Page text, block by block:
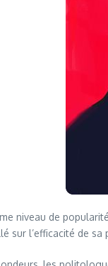
niveau de
sur l’efficacité de